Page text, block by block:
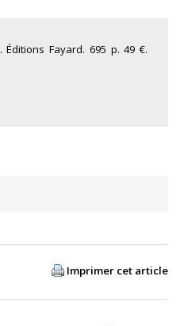
Éditions Fayard. 695 p. 49 €.
Imprimer cet article